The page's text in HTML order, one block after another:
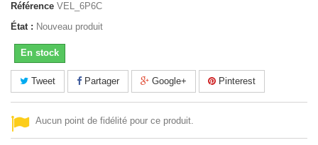
Référence VEL_6P6C
État : Nouveau produit
En stock
Tweet Partager Google+ Pinterest
Aucun point de fidélité pour ce produit.